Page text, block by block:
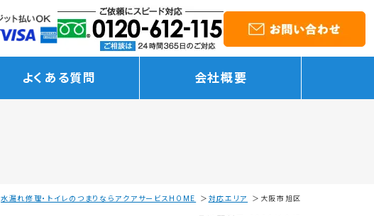
よくある質問 会社概要
水漏れ修理・トイレのつまりならアクアサービスHOME 対応エリア 大阪市旭区